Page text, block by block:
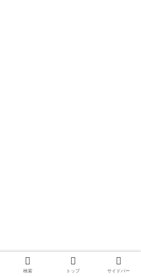
検索 トップ サイドバー